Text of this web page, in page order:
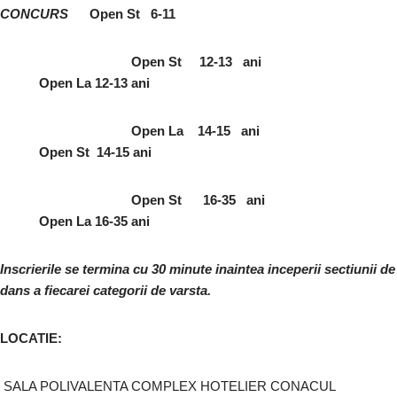
CONCURS Open St 6-11
Open St 12-13 ani
Open La 12-13 ani
Open La 14-15 ani
Open St 14-15 ani
Open St 16-35 ani
Open La 16-35 ani
Inscrierile se termina cu 30 minute inaintea inceperii sectiunii de
dans a fiecarei categorii de varsta.
LOCATIE:
SALA POLIVALENTA COMPLEX HOTELIER CONACUL